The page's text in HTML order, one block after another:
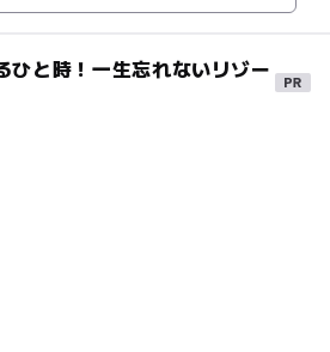
ひと時！一生忘れないリゾー